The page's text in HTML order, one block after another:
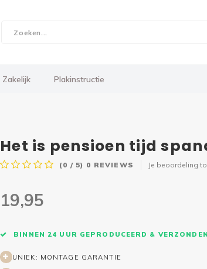
Zakelijk Plakinstructie
Het is pensioen tijd
(0 / 5) 0 REVIEWS Je beoordeling
19,95
BINNEN 24 UUR GEPRODUCEERD & VERZONDEN
UNIEK: MONTAGE GARANTIE